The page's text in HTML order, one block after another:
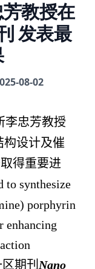
教授在
发表最
08-02
李忠芳教授
构设计及催
得重要进
to synthesize
porphyrin
enhancing
期刊 Nano